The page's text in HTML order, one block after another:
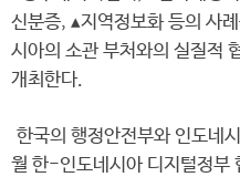
신분증, ▴지역정보화 등의 사
시아의 소관 부처와의 실질적
개최한다.
한국의 행정안전부와 인도네
월 한-인도네시아 디지털정부